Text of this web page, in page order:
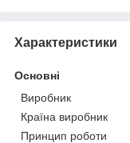
Характеристики
Основні
Виробник
Країна виробник
Принцип роботи